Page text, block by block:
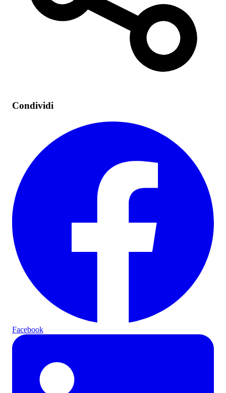
Condividi
Facebook